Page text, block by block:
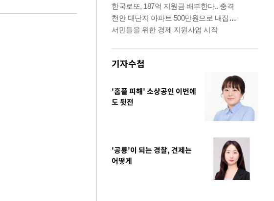
기자수첩
'홈플 피해' 소상공인 이번에
도 뒷전
'공룡'이 되는 경찰, 견제는
어떻게